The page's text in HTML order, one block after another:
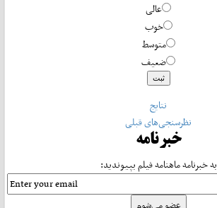
عالی
خوب
متوسط
ضعیف
نتایج
نظرسنجی‌های قبلی
خبرنامه
به خبرنامه ماهنامه فیلم بپیوندید: